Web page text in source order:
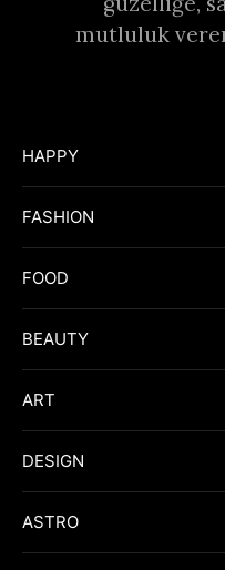
mutluluk
HAPPY
FASHION
FOOD
BEAUTY
ART
DESIGN
ASTRO